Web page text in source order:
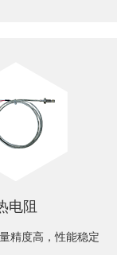
电阻
精度高，性能稳定